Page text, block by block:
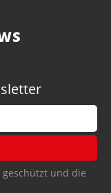
geschützt und die